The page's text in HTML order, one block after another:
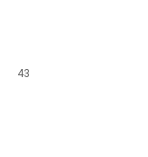
43